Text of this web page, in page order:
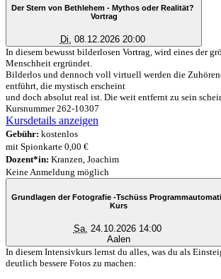
Der Stern von Bethlehem - Mythos oder Realität?
Vortrag
Di. 08.12.2026 20:00
In diesem bewusst bilderlosen Vortrag, wird eines der
Menschheit ergründet.
Bilderlos und dennoch voll virtuell werden die
entführt, die mystisch erscheint
und doch absolut real ist. Die weit entfernt zu sein
Kursnummer 262-10307
Kursdetails anzeigen
Gebühr: kostenlos
mit Spionkarte 0,00 €
Dozent*in: Kranzen, Joachim
Keine Anmeldung möglich
Grundlagen der Fotografie -Tschüss
Kurs
Sa. 24.10.2026 14:00
Aalen
In diesem Intensivkurs lernst du alles, was du als
deutlich bessere Fotos zu machen: